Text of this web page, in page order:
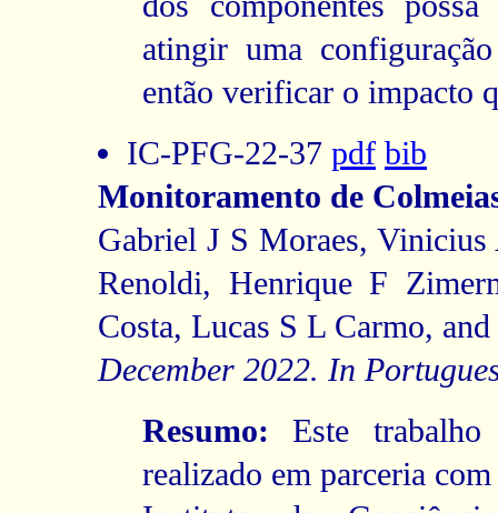
atingir uma
então verificar o impacto
IC-PFG-22-37 pdf bib
Monitoramento de
Gabriel J S Moraes,
Renoldi, Henrique F
Costa, Lucas S L Carmo,
December 2022. In
Resumo: Este
realizado em parceria